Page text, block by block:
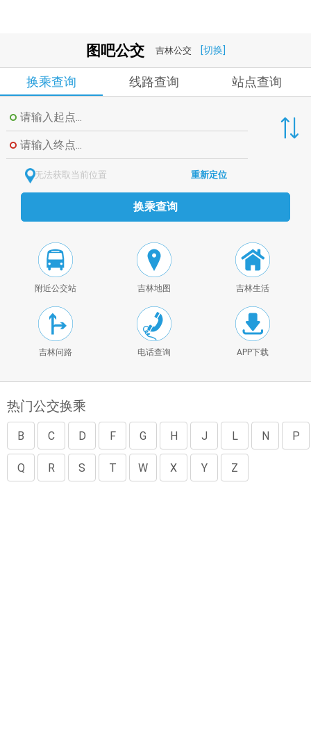
图吧公交 吉林公交 [切换]
换乘查询 线路查询 站点查询
无法获取当前位置 重新定位
换乘查询
附近公交站 吉林地图 吉林生活
吉林问路 电话查询 APP下载
热门公交换乘
B C D F G H J L N P
Q R S T W X Y Z